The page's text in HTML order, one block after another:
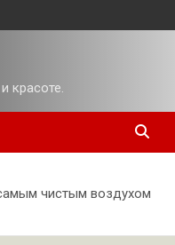
красоте.
чистым воздухом